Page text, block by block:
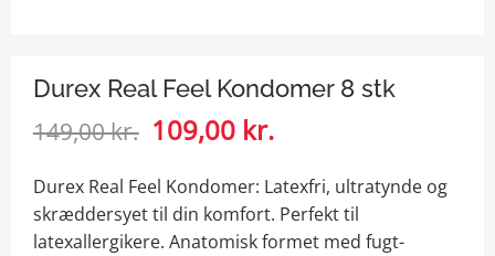
Durex Real Feel Kondomer 8 stk
149,00kr. Den
oprindelige
pris
var:
149,00 kr..
109,00 kr.
aktuelle
pris
er:
109,00 kr..
Durex Real Feel Kondomer: Latexfri, ultratynde og
skræddersyet til din komfort. Perfekt til
latexallergikere. Anatomisk formet med fugt-